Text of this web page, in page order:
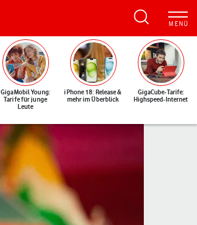
GigaMobil Young:
Tarife für junge
Leute
iPhone 18: Release &
mehr im Überblick
GigaCube-Tarife:
Highspeed-Internet